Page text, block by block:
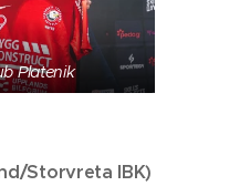
Platenik
Storvreta IBK)